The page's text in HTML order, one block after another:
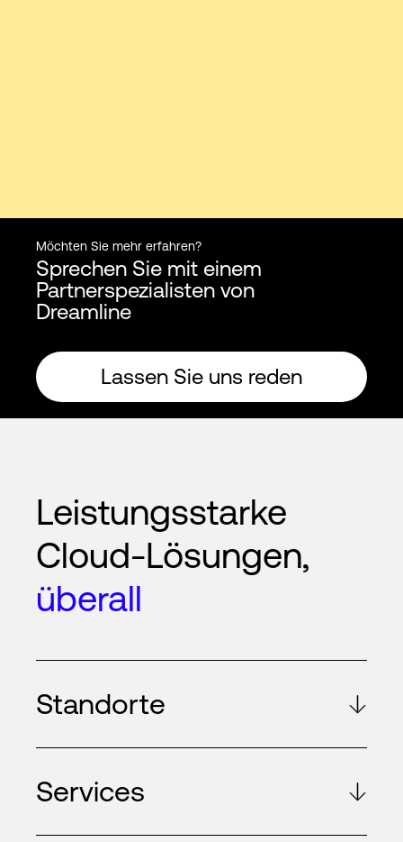
Möchten Sie mehr erfahren?
Sprechen Sie mit einem
Partnerspezialisten von
Dreamline
Lassen Sie uns reden
Leistungsstarke
Cloud-Lösungen,
überall
Standorte
Services